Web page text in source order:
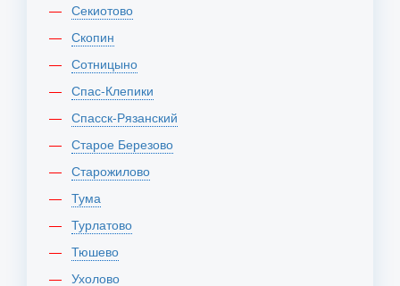
Секиотово
Скопин
Сотницыно
Спас-Клепики
Спасск-Рязанский
Старое Березово
Старожилово
Тума
Турлатово
Тюшево
Ухолово